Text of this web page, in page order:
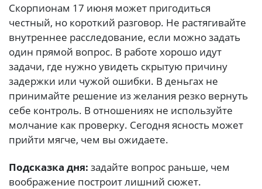
Скорпионам 17 июня может пригодиться
честный, но короткий разговор. Не растягивайте
внутреннее расследование, если можно задать
один прямой вопрос. В работе хорошо идут
задачи, где нужно увидеть скрытую причину
задержки или чужой ошибки. В деньгах не
принимайте решение из желания резко вернуть
себе контроль. В отношениях не используйте
молчание как проверку. Сегодня ясность может
прийти мягче, чем вы ожидаете.
Подсказка дня: задайте вопрос раньше, чем
воображение построит лишний сюжет.